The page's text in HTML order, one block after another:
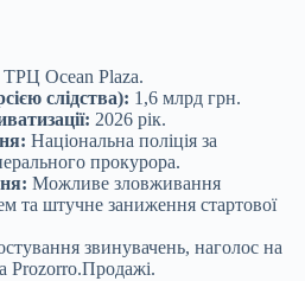
ТРЦ Ocean Plaza.
слідства): 1,6 млрд грн.
2026 рік.
Національна поліція за
прокурора.
Можливе зловживання
та штучне заниження стартової
звинувачень, наголос на
Prozorro.Продажі.